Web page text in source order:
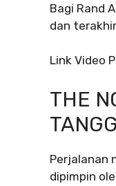
Bagi Rand
dan
Link Video
THE
Perjalanan
dipimpin